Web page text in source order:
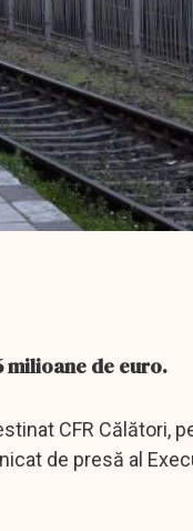
milioane de euro.
CFR Călători,
de presă al